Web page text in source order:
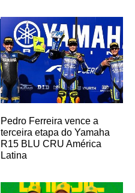
Pedro Ferreira vence a
terceira etapa do Yamaha
R15 BLU CRU América
Latina